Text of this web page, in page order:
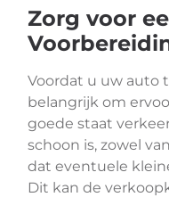
Zorg voor
Voordat u uw auto
belangrijk om
goede staat
schoon is, zowel
dat eventuele
Dit kan de